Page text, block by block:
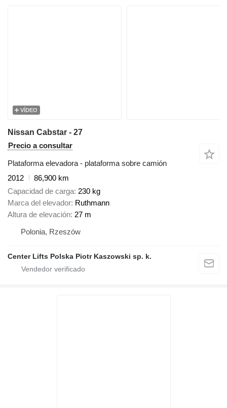
VÍDEO
Nissan Cabstar - 27
Precio a consultar
Plataforma elevadora - plataforma sobre camión
2012
86,900 km
Capacidad de carga 230 kg
Marca del elevador Ruthmann
Altura de elevación 27 m
Polonia, Rzeszów
Center Lifts Polska Piotr Kaszowski sp. k.